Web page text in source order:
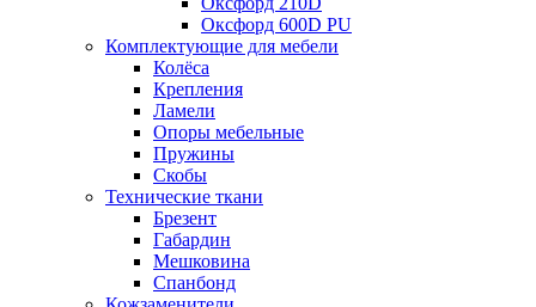
Оксфорд 600D PU
Комплектующие для мебели
Колёса
Крепления
Ламели
Опоры мебельные
Пружины
Скобы
Технические ткани
Брезент
Габардин
Мешковина
Спанбонд